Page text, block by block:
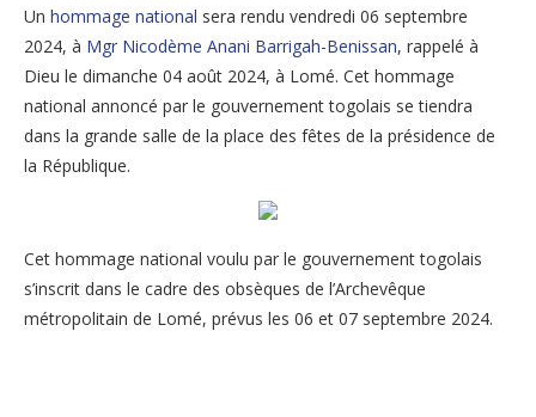
Un hommage national sera rendu vendredi 06 septembre
2024, à Mgr Nicodème Anani Barrigah-Benissan, rappelé à
Dieu le dimanche 04 août 2024, à Lomé. Cet hommage
national annoncé par le gouvernement togolais se tiendra
dans la grande salle de la place des fêtes de la présidence de
la République.
Cet hommage national voulu par le gouvernement togolais
s’inscrit dans le cadre des obsèques de l’Archevêque
métropolitain de Lomé, prévus les 06 et 07 septembre 2024.